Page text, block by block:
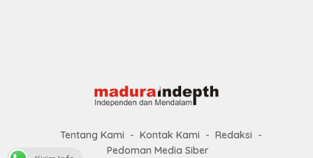
Tentang Kami Kontak Kami
Redaksi
Pedoman Media Siber